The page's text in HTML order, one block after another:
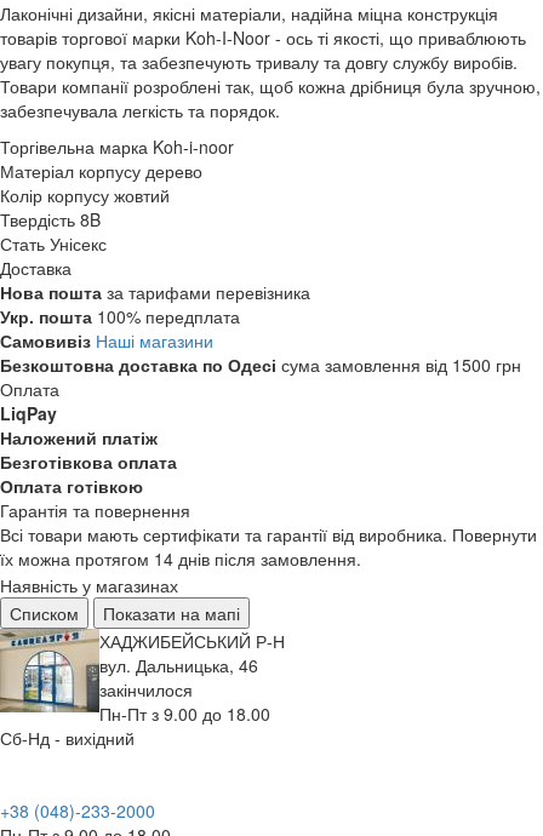
Лаконічні дизайни, якісні матеріали, надійна міцна конструкція
товарів торгової марки Koh-I-Noor - ось ті якості, що приваблюють
увагу покупця, та забезпечують тривалу та довгу службу виробів.
Товари компанії розроблені так, щоб кожна дрібниця була зручною,
забезпечувала легкість та порядок.
Торгівельна марка Koh-i-noor
Матеріал корпусу дерево
Колір корпусу жовтий
Твердість 8B
Стать Унісекс
Доставка
Нова пошта за тарифами перевізника
Укр. пошта 100% передплата
Самовивіз Наші магазини
Безкоштовна доставка по Одесі сума замовлення від 1500 грн
Оплата
LiqPay
Наложений платіж
Безготівкова оплата
Оплата готівкою
Гарантія та повернення
Всі товари мають сертифікати та гарантії від виробника. Повернути
їх можна протягом 14 днів після замовлення.
Наявність у магазинах
Списком
Показати на мапі
ХАДЖИБЕЙСЬКИЙ Р-Н
вул. Дальницька, 46
закінчилося
Пн-Пт з 9.00 до 18.00
Сб-Нд - вихідний
+38 (048)-233-2000